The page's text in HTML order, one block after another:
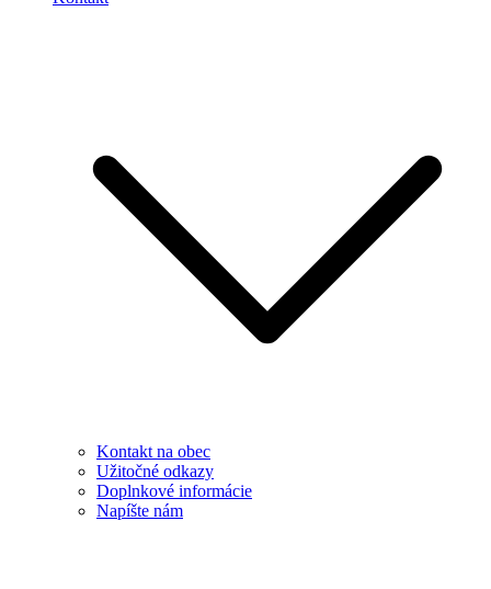
Kontakt na obec
Užitočné odkazy
Doplnkové informácie
Napíšte nám